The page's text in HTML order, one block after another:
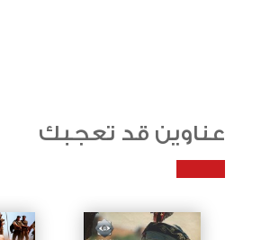
عناوين قد تعجبك